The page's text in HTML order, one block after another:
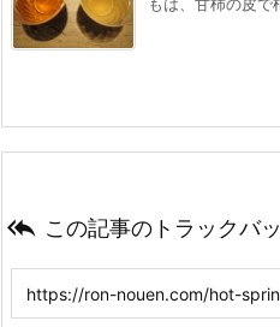
 この記事のトラックバ